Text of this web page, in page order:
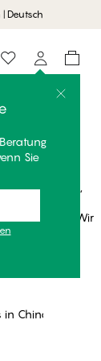
Deutsch
Sie
der Wirkung,
brauchen. Wir
China